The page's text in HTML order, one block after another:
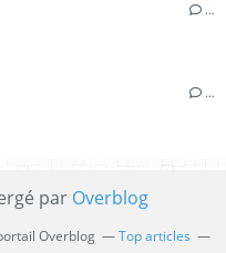
…
…
par Overblog
Overblog
Top articles